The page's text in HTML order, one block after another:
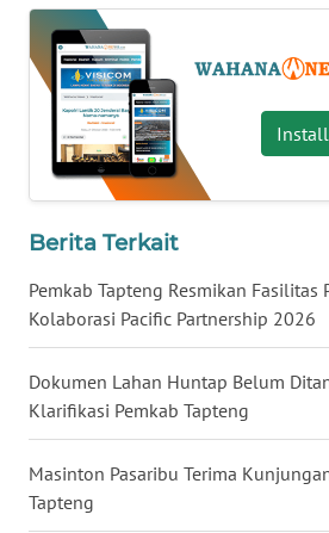
Berita Terkait
Pemkab Tapteng Resmikan Fasilitas
Kolaborasi Pacific Partnership 2026
Dokumen Lahan Huntap Belum
Klarifikasi Pemkab Tapteng
Masinton Pasaribu Terima
Tapteng
WN
KALTARA
WN
KALSEL
WN
KALTIM
WN
SULSEL
WN
WN
SULUT